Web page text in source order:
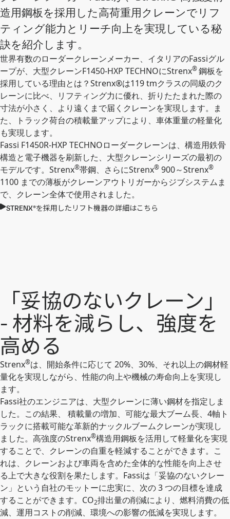
造用鋼板を採用した高荷重用クレーンでリフ
ティング能力とリーチ向上を実現している秘
訣を紹介します。
世界有数のローダークレーンメーカー、イタリアのFassiグル
ープが、大型クレーンF1450-HXP TECHNOにStrenx®鋼板を
採用している理由とは？Strenx®は119 tmクラスの同級のク
レーンに比べ、リフティング力に優れ、折りたたまれた際の
寸法が小さく、より遠くまで届くクレーンを実現します。ま
た、トラック荷台の積載量アップにより、車体重量の軽量化
も実現します。
Fassi F1450R-HXP TECHNOローダークレーンは、構造用鉄骨
構造と電子機器を刷新した、大型クレーンシリーズの最初の
モデルです。Strenx®帯鋼、さらにStrenx® 900～Strenx®
1100 までの薄板がクレーンアウトリガーからジブシステムま
で、クレーン全体で使用されました。
STRENX®を採用したリフト機器の詳細はこちら
「妥協のないクレーン」
- 材料を減らし、強度を
高める
Strenx®は、開始条件に応じて 20%、30%、それ以上の鋼材軽
量化を実現しながら、性能の向上や機械の寿命向上を実現し
ます。
Fassi社のエンジニアは、大型クレーンに薄い鋼材を指定しま
した。この結果、 積載量の増加、可能な最大ブーム長、4軸ト
ラックに搭載可能な革新的ナックルブームクレーンが実現し
ました。高強度のStrenx®構造用鋼板を活用して軽量化を実現
することで、クレーンの自重を軽減することができます。こ
れは、クレーンおよび車両を含めた全体的な性能を向上させ
る上で大きな役割を果たします。Fassiは「妥協のないクレー
ン」という自社のモットーに忠実に、次の 3 つの目標を達成
することができます。CO2排出量の削減により、燃料消費の低
減、運用コストの削減、環境への影響の低減を実現します。